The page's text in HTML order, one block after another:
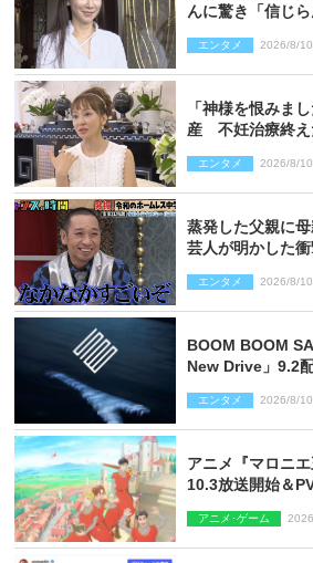
んに驚き「信じら
エンタメ 2026/8/
「神様を恨みま
産 不妊治療終え
エンタメ 2026/8/
蒸発した父親に
芸人が明かした
エンタメ 2026/8/
BOOM BOOM
New Drive」9.2
エンタメ 2026/8/
アニメ『マロニエ
10.3放送開始＆
アニメ･ゲーム